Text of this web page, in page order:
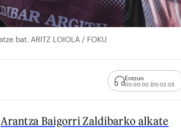
bat. ARITZ LOIOLA / FOKU
Entzun
00:00:00 00:02:05
Arantza Baigorri Zaldibarko alkate